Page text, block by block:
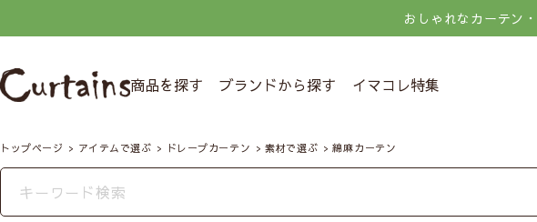
おしゃれなカーテン
商品を探す ブランドから探す イマコレ特集
トップページ アイテムで選ぶ ドレープカーテン 素材で選ぶ 綿麻カーテン